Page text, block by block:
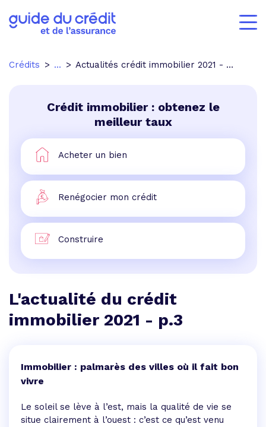
Crédits ... Actualités crédit immobilier 2021 - p.3
Crédit immobilier : obtenez le
meilleur taux
Acheter un bien
Renégocier mon crédit
Construire
L'actualité du crédit
immobilier 2021 - p.3
Immobilier : palmarès des villes où il fait bon
vivre
Le soleil se lève à l’est, mais la qualité de vie se
situe clairement à l’ouest : c’est ce qu’est venu